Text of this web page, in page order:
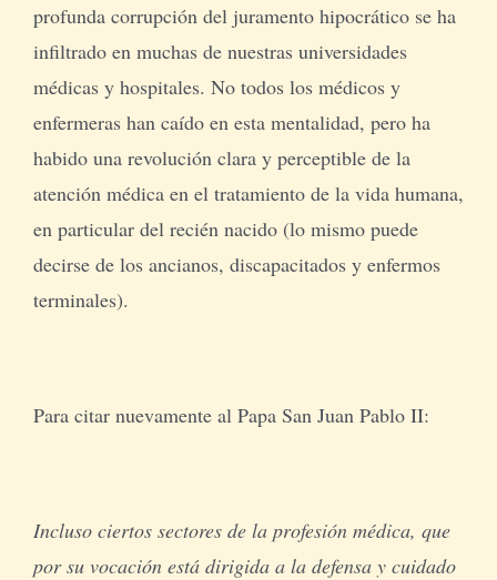
profunda corrupción del juramento hipocrático se ha
infiltrado en muchas de nuestras universidades
médicas y hospitales. No todos los médicos y
enfermeras han caído en esta mentalidad, pero ha
habido una revolución clara y perceptible de la
atención médica en el tratamiento de la vida humana,
en particular del recién nacido (lo mismo puede
decirse de los ancianos, discapacitados y enfermos
terminales).
Para citar nuevamente al Papa San Juan Pablo II:
Incluso ciertos sectores de la profesión médica, que
por su vocación está dirigida a la defensa y cuidado